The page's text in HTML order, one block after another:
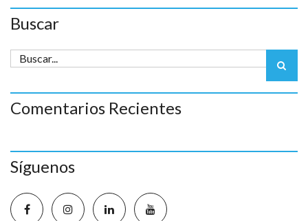
Buscar
Comentarios Recientes
Síguenos